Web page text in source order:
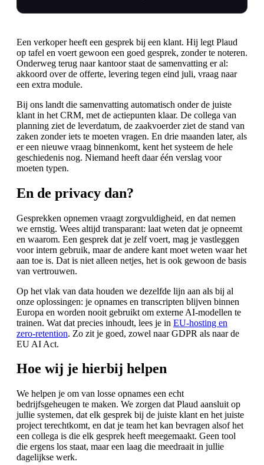
Een verkoper heeft een gesprek bij een klant. Hij legt Plaud
op tafel en voert gewoon een goed gesprek, zonder te noteren.
Onderweg terug naar kantoor staat de samenvatting er al:
akkoord over de offerte, levering tegen eind juli, vraag naar
een extra module.
Bij ons landt die samenvatting automatisch onder de juiste
klant in het CRM, met de actiepunten klaar. De collega van
planning ziet de leverdatum, de zaakvoerder ziet de stand van
zaken zonder iets te moeten vragen. En drie maanden later, als
er een nieuwe vraag binnenkomt, kent het systeem de hele
geschiedenis nog. Niemand heeft daar één verslag voor
moeten typen.
En de privacy dan?
Gesprekken opnemen vraagt zorgvuldigheid, en dat nemen
we ernstig. Wees altijd transparant: laat weten dat je opneemt
en waarom. Een gesprek dat je zelf voert, mag je vastleggen
voor intern gebruik, maar de andere kant moet weten waar het
aan toe is. Dat is niet alleen netjes, het is ook gewoon de basis
van vertrouwen.
Op het vlak van data houden we dezelfde lijn aan als bij al
onze oplossingen: je opnames en transcripten blijven binnen
Europa en worden nooit gebruikt om externe AI-modellen te
trainen. Wat dat precies inhoudt, lees je in EU-hosting en
zero-retention. Zo zit je goed, zowel naar GDPR als naar de
EU AI Act.
Hoe wij je hierbij helpen
We helpen je om van losse opnames een echt
bedrijfsgeheugen te maken. We zorgen dat Plaud aansluit op
jullie systemen, dat elk gesprek bij de juiste klant en het juiste
project terechtkomt, en dat je team het kan bevragen alsof het
een collega is die elk gesprek heeft meegemaakt. Geen tool
die ergens los staat, maar een laag die meedraait in jullie
dagelijkse werk.